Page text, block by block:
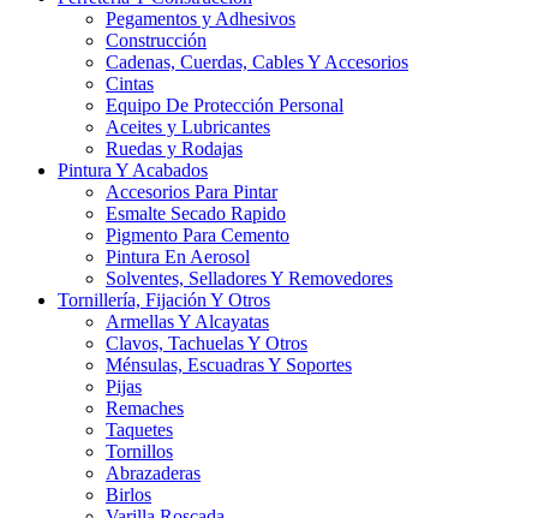
Pegamentos y Adhesivos
Construcción
Cadenas, Cuerdas, Cables Y Accesorios
Cintas
Equipo De Protección Personal
Aceites y Lubricantes
Ruedas y Rodajas
Pintura Y Acabados
Accesorios Para Pintar
Esmalte Secado Rapido
Pigmento Para Cemento
Pintura En Aerosol
Solventes, Selladores Y Removedores
Tornillería, Fijación Y Otros
Armellas Y Alcayatas
Clavos, Tachuelas Y Otros
Ménsulas, Escuadras Y Soportes
Pijas
Remaches
Taquetes
Tornillos
Abrazaderas
Birlos